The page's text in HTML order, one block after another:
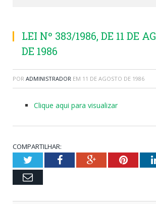
LEI Nº 383/1986, DE 11 DE
DE 1986
POR ADMINISTRADOR EM 11 DE AGOSTO DE 1986
Clique aqui para visualizar
COMPARTILHAR:
TwitterFacebookGoogle+
Email